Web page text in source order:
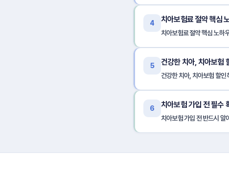
4 치아보험료 절약 핵심
치아보험료 절약 핵심 노하
5 건강한 치아, 치아보험
건강한 치아, 치아보험 할인
6 치아보험 가입 전 필수
치아보험 가입 전 반드시 알